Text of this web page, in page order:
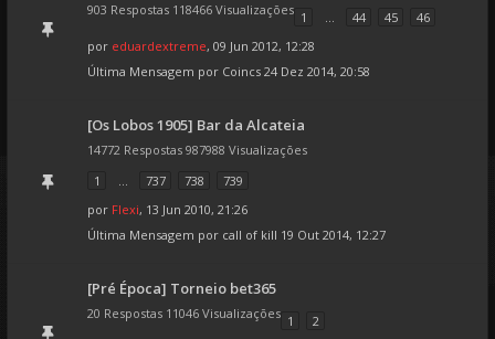
903 Respostas 118466 Visualizações 1 ... 44 45
46
por eduardextreme, 09 Jun 2012, 12:28
Última Mensagem por Coincs 24 Dez 2014, 20:58
[Os Lobos 1905] Bar da Alcateia
14772 Respostas 987988 Visualizações
1
... 737 738
739
por Flexi, 13 Jun 2010, 21:26
Última Mensagem por call of kill 19 Out 2014, 12:27
[Pré Época] Torneio bet365
20 Respostas 11046 Visualizações 1
2